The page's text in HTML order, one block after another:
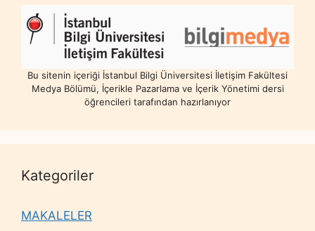
Bu sitenin içeriği İstanbul Bilgi Üniversitesi İletişim Fakültesi
Medya Bölümü, İçerikle Pazarlama ve İçerik Yönetimi dersi
öğrencileri tarafından hazırlanıyor
Kategoriler
MAKALELER